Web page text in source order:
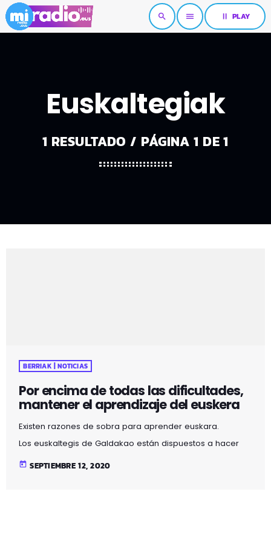
search menu pause PLAY
Euskaltegiak
1 RESULTADO / PÁGINA 1 DE 1
BERRIAK | NOTICIAS
Por encima de todas las dificultades,
mantener el aprendizaje del euskera
Existen razones de sobra para aprender euskara.
Los euskaltegis de Galdakao están dispuestos a hacer
frente a esta situación, a ofrecer una enseñanza de
today SEPTIEMBRE 12, 2020